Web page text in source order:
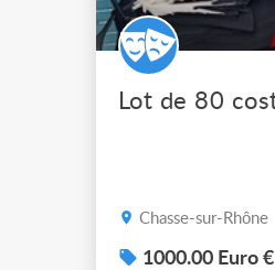
Chasse-sur-Rhône
1000.00 Euro €